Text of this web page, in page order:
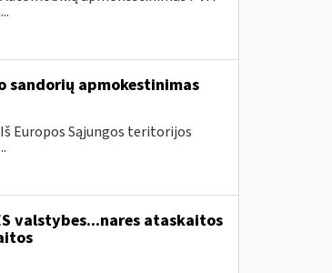
sandorių apmokestinimas
Europos Sąjungos teritorijos
valstybes...nares ataskaitos